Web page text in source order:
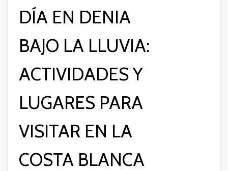
DÍA EN DENIA
BAJO LA LLUVIA:
ACTIVIDADES Y
LUGARES PARA
VISITAR EN LA
COSTA BLANCA